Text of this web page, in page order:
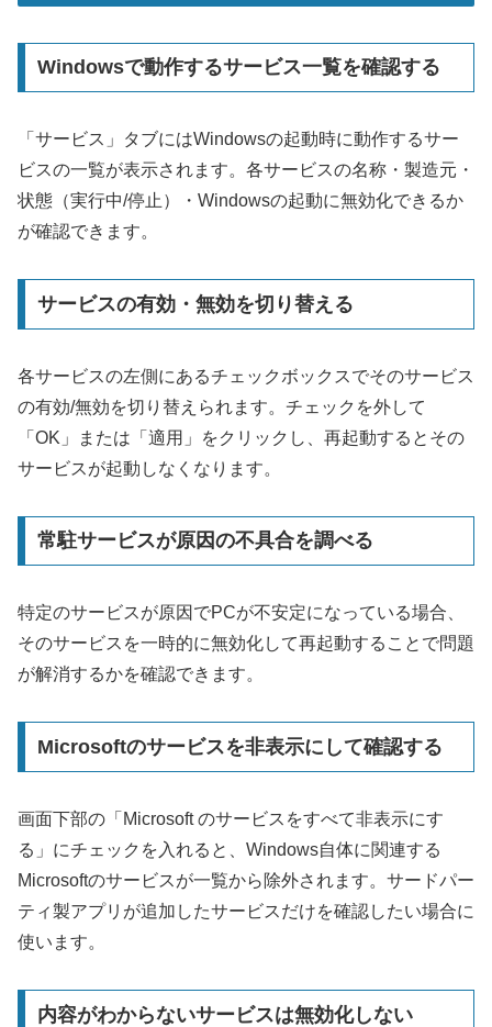
Windowsで動作するサービス一覧を確認する
「サービス」タブにはWindowsの起動時に動作するサー
ビスの一覧が表示されます。各サービスの名称・製造元・
状態（実行中/停止）・Windowsの起動に無効化できるか
が確認できます。
サービスの有効・無効を切り替える
各サービスの左側にあるチェックボックスでそのサービス
の有効/無効を切り替えられます。チェックを外して
「OK」または「適用」をクリックし、再起動するとその
サービスが起動しなくなります。
常駐サービスが原因の不具合を調べる
特定のサービスが原因でPCが不安定になっている場合、
そのサービスを一時的に無効化して再起動することで問題
が解消するかを確認できます。
Microsoftのサービスを非表示にして確認する
画面下部の「Microsoft のサービスをすべて非表示にす
る」にチェックを入れると、Windows自体に関連する
Microsoftのサービスが一覧から除外されます。サードパー
ティ製アプリが追加したサービスだけを確認したい場合に
使います。
内容がわからないサービスは無効化しない